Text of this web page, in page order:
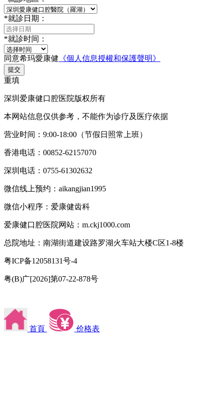
*就診日期：
*就診时间：
同意希玛愛康健 《個人信息授權和保護聲明》
提交
重填
深圳爱康健口腔医院版权所有
本网站信息仅供参考，不能作为诊疗及医疗依据
营业时间：9:00-18:00（节假日照常上班）
香港电话：00852-62157070
深圳电话：0755-61302632
微信线上预约：aikangjian1995
微信小程序：爱康健齿科
爱康健口腔医院网站：m.ckj1000.com
总院地址：南湖街道建设路罗湖火车站大楼C区1-8楼
粤ICP备12058131号-4
粤(B)广[2026]第07-22-878号
首頁 价格表